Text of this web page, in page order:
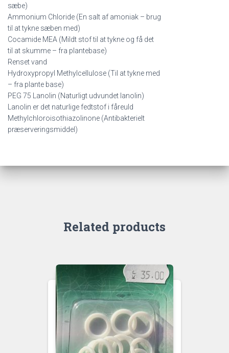
sæbe)
Ammonium Chloride (En salt af amoniak – brug
til at tykne sæben med)
Cocamide MEA (Mildt stof til at tykne og få det
til at skumme – fra plantebase)
Renset vand
Hydroxypropyl Methylcellulose (Til at tykne med
– fra plante base)
PEG 75 Lanolin (Naturligt udvundet lanolin)
Lanolin er det naturlige fedtstof i fåreuld
Methylchloroisothiazolinone (Antibakterielt
præserveringsmiddel)
Related products